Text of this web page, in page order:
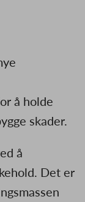
å holde
skader.
å
Det er